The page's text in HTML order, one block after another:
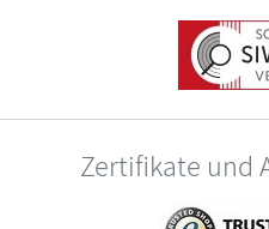
Zertifikate und